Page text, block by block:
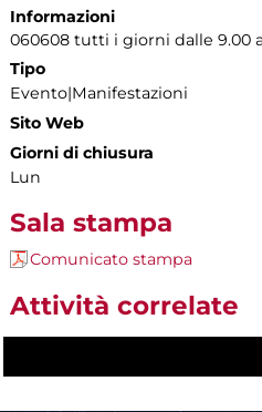
Informazioni
060608 tutti i giorni dalle 9.00
Tipo
Evento|Manifestazioni
Sito Web
Giorni di chiusura
Lun
Sala stampa
Comunicato stampa
Attività correlate